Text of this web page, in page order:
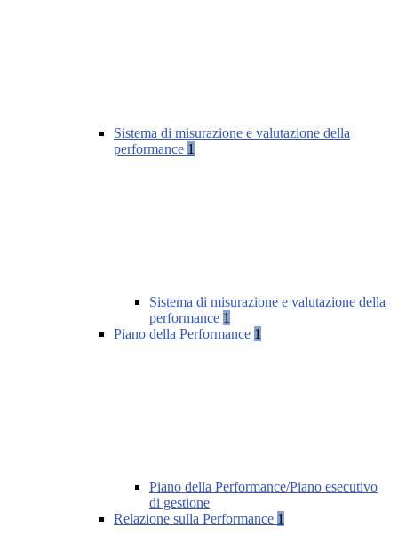
Sistema di misurazione e valutazione della
performance 1
Sistema di misurazione e valutazione della
performance 1
Piano della Performance 1
Piano della Performance/Piano esecutivo
di gestione
Relazione sulla Performance 1